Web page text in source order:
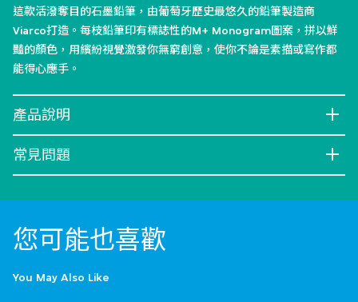
這款活潑奪目的石墨鉛筆，由葡萄牙歷史最悠久的鉛筆製造商
Viarco打造。每枝鉛筆印有標誌性的M+ Monogram圖案，拼以鮮
豔的顏色，用繽紛視覺激發你無窮創意，使你不論是素描或寫作都
能得心應手。
產品說明
常見問題
您可能也喜歡
You May Also Like